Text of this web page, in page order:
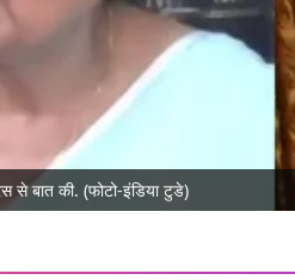
से बात की. (फोटो-इंडिया टुडे)